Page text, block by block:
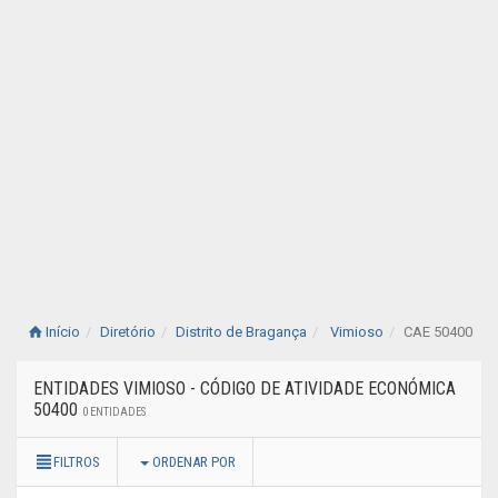
Início Diretório Distrito de Bragança Vimioso CAE 50400
ENTIDADES VIMIOSO - CÓDIGO DE ATIVIDADE ECONÓMICA
50400 0 ENTIDADES
FILTROS ORDENAR POR